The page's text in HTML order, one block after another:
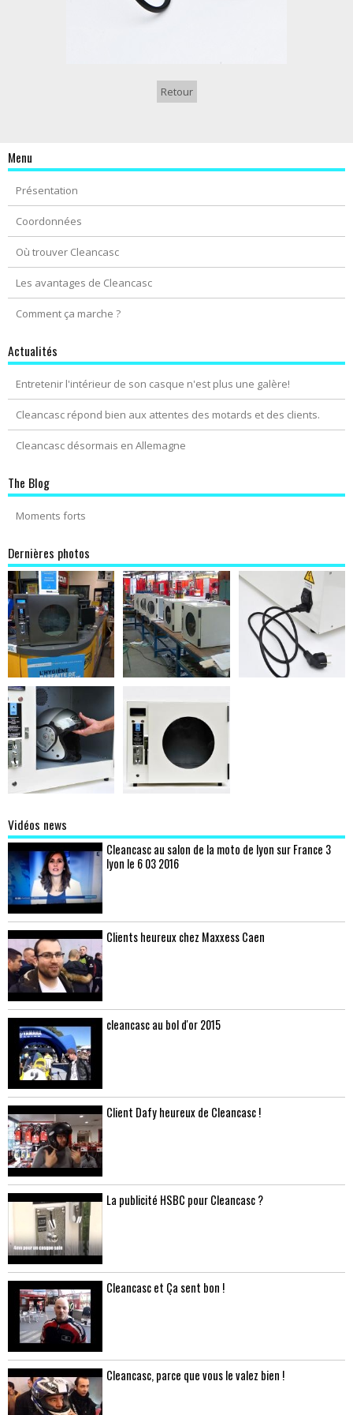
Retour
Menu
Présentation
Coordonnées
Où trouver Cleancasc
Les avantages de Cleancasc
Comment ça marche ?
Actualités
Entretenir l'intérieur de son casque n'est plus une galère!
Cleancasc répond bien aux attentes des motards et des clients.
Cleancasc désormais en Allemagne
The Blog
Moments forts
Dernières photos
Vidéos news
Cleancasc au salon de la moto de lyon sur France 3
lyon le 6 03 2016
Clients heureux chez Maxxess Caen
cleancasc au bol d'or 2015
Client Dafy heureux de Cleancasc !
La publicité HSBC pour Cleancasc ?
Cleancasc et Ça sent bon !
Cleancasc, parce que vous le valez bien !